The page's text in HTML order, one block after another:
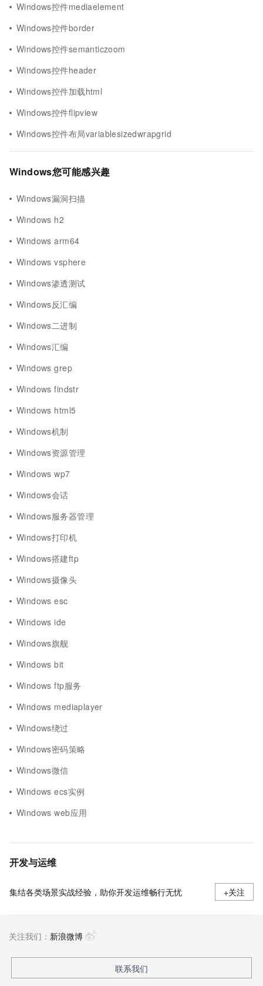
Windows控件mediaelement
Windows控件border
Windows控件semanticzoom
Windows控件header
Windows控件加载html
Windows控件flipview
Windows控件布局variablesizedwrapgrid
Windows您可能感兴趣
Windows漏洞扫描
Windows h2
Windows arm64
Windows vsphere
Windows渗透测试
Windows反汇编
Windows二进制
Windows汇编
Windows grep
Windows findstr
Windows html5
Windows机制
Windows资源管理
Windows wp7
Windows会话
Windows服务器管理
Windows打印机
Windows搭建ftp
Windows摄像头
Windows esc
Windows ide
Windows旗舰
Windows bit
Windows ftp服务
Windows mediaplayer
Windows绕过
Windows密码策略
Windows微信
Windows ecs实例
Windows web应用
开发与运维
集结各类场景实战经验，助你开发运维畅行无忧 +关注
关注我们： 新浪微博
联系我们